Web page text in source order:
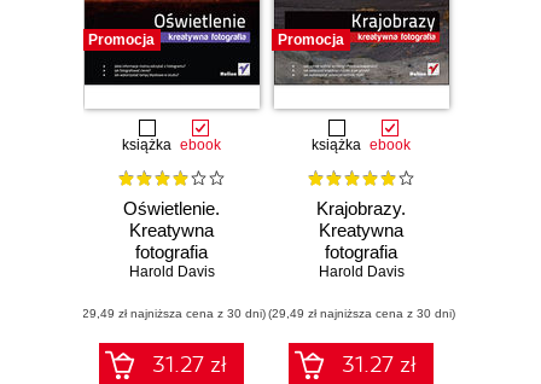
Promocja
książka ebook
Oświetlenie.
Kreatywna
fotografia
Harold Davis
(29,49 zł najniższa cena z 30 dni)
31.27 zł
Promocja
książka ebook
Krajobrazy.
Kreatywna
fotografia
Harold Davis
(29,49 zł najniższa cena z 30 dni)
31.27 zł